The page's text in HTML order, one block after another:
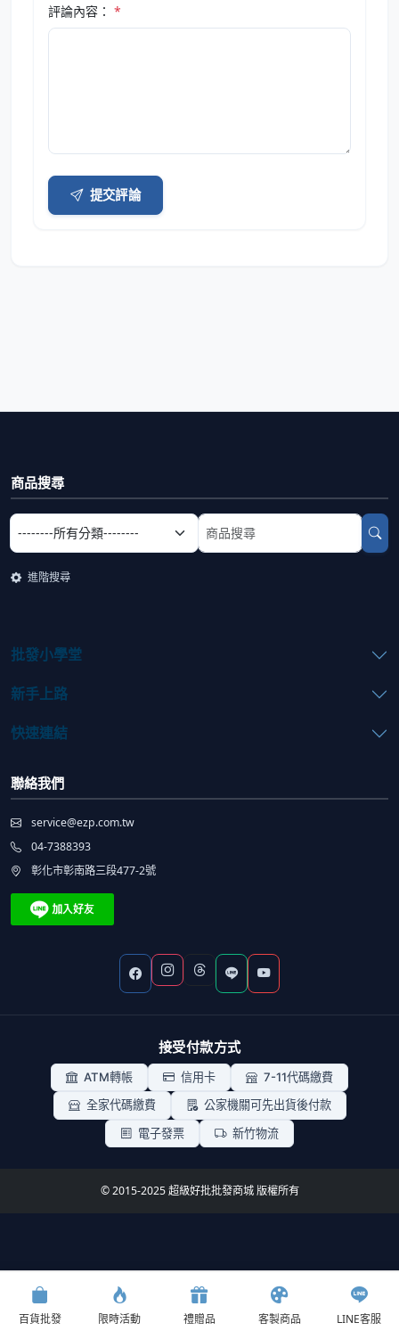
評論內容： *
提交評論
商品搜尋
選擇商品分類
搜尋商品關鍵字
進階搜尋
批發小學堂
新手上路
快速連結
聯絡我們
service@ezp.com.tw
04-7388393
彰化市彰南路三段477-2號
接受付款方式
ATM轉帳 信用卡
7-11代碼繳費
全家代碼繳費
公家機關可先出貨後付款
電子發票
新竹物流
© 2015-2025 超級好批批發商城 版權所有
開學季批貨節 9.3折 暑假旅遊好物批貨節 父親節備貨季9.3折
百貨批發
限時活動 禮贈品 客製商品 LINE客服